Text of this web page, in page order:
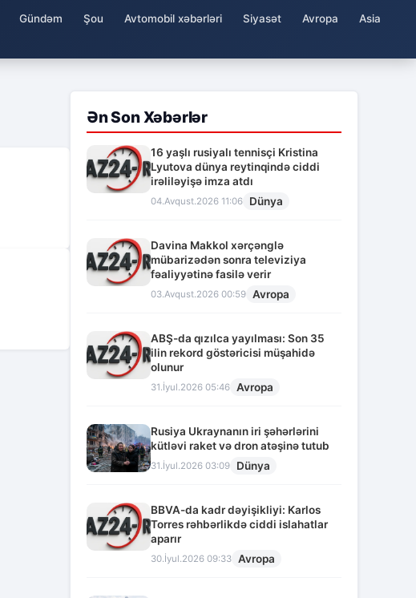
Gündəm Şou Avtomobil xəbərləri Siyasət Avropa
Asia
Ən Son Xəbərlər
16 yaşlı rusiyalı tennisçi Kristina
Lyutova dünya reytinqində ciddi
irəliləyişə imza atdı
04.Avqust.2026 11:06 Dünya
Davina Makkol xərçənglə
mübarizədən sonra televiziya
fəaliyyətinə fasilə verir
03.Avqust.2026 00:59 Avropa
ABŞ-da qızılca yayılması: Son 35
ilin rekord göstəricisi müşahidə
olunur
31.İyul.2026 05:46 Avropa
Rusiya Ukraynanın iri şəhərlərini
kütləvi raket və dron atəşinə tutub
31.İyul.2026 03:09 Dünya
BBVA-da kadr dəyişikliyi: Karlos
Torres rəhbərlikdə ciddi islahatlar
aparır
30.İyul.2026 09:33 Avropa